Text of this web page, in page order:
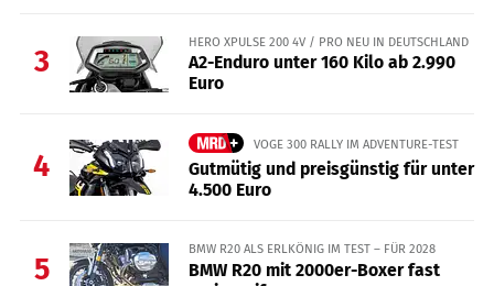
3
HERO XPULSE 200 4V / PRO NEU IN DEUTSCHLAND
A2-Enduro unter 160 Kilo ab 2.990
Euro
4
VOGE 300 RALLY IM ADVENTURE-TEST
Gutmütig und preisgünstig für unter
4.500 Euro
5
BMW R20 ALS ERLKÖNIG IM TEST – FÜR 2028
BMW R20 mit 2000er-Boxer fast